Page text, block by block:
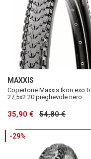
MAXXIS
Copertone Maxxis Ikon exo tr
27,5x2.20 pieghevole nero
35,90 € 54,80 €
-29%